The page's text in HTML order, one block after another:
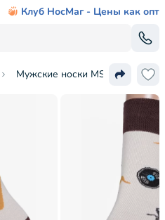
Клуб НосМаг - Цены как опт
Мужские носки MSCLUB